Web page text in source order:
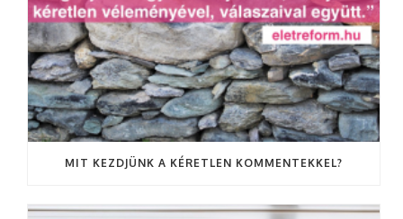
MIT KEZDJÜNK A KÉRETLEN KOMMENTEKKEL?